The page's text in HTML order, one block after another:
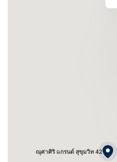
ณุศาศิริ แกรนด์ สุขุมวิท 42